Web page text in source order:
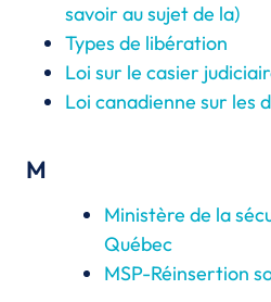
savoir au sujet de la)
Types de libération
Loi sur le casier
Loi canadienne sur les
M
Ministère de la
Québec
MSP-Réinsertion